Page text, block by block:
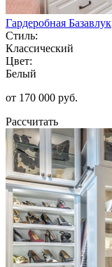
Гардеробная Базавлук
Стиль:
Классический
Цвет:
Белый
от 170 000 руб.
Рассчитать